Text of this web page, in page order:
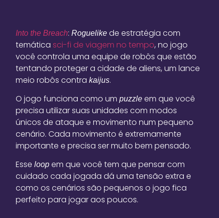
Into the Breach:Roguelike de estratégia com
temáticasci-fi de viagem no tempo, no jogo
você controla uma equipe de robôs que estão
tentando proteger a cidade de aliens, um lance
meio robôs contrakaijus.
O jogo funciona como umpuzzle em que você
precisa utilizar suas unidades com modos
únicos de ataque e movimento num pequeno
cenário. Cada movimento é extremamente
importante e precisa ser muito bem pensado.
Esseloop em que você tem que pensar com
cuidado cada jogada dá uma tensão extra e
como os cenários são pequenos o jogo fica
perfeito para jogar aos poucos.